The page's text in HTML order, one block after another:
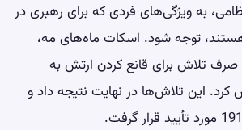
به ویژگی‌های فردی که برای رهبری در
توجه شود. اسکات ماه‌های مه،
و ژوئیه 1917 را صرف تلاش برای قانع کردن ارتش به
کرد. این تلاش‌ها در نهایت نتیجه داد و